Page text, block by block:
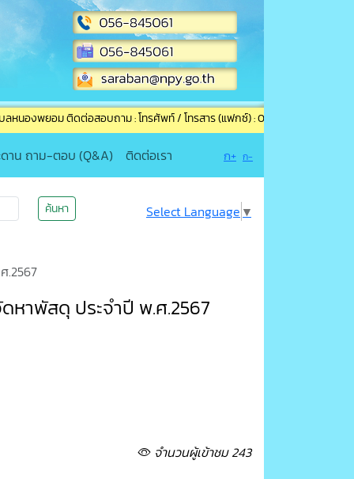
ม ติดต่อสอบถาม : โทรศัพท์ / โทรสาร (แฟกซ์) : 056-845061 อีเมล์ :
ดาน ถาม-ตอบ (Q&A) ติดต่อเรา ก+ ก-
ค้นหา Select Language ▼
.2567
หาพัสดุ ประจำปี พ.ศ.2567
จำนวนผู้เข้าชม 243